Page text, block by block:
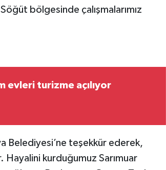
bölgesinde çalışmalarımız
evleri turizme açılıyor
Belediyesi’ne teşekkür ederek,
Hayalini kurduğumuz Sarımuar